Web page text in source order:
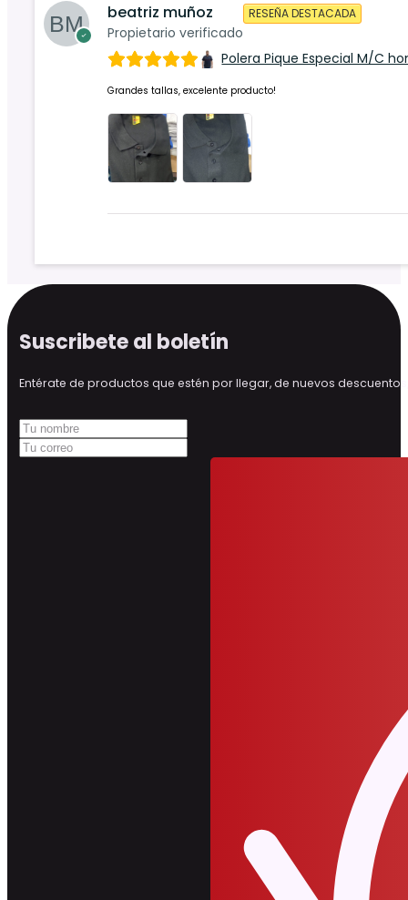
beatriz muñoz
Propietario verificado
RESEÑA DESTACADA
Polera Pique Especial M/C
Grandes tallas, excelente producto!
Suscribete al boletín
Entérate de productos que estén por llegar, de nuevos